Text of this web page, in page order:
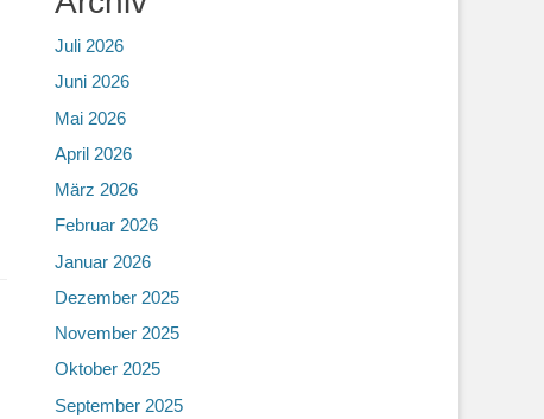
Juli 2026
Juni 2026
Mai 2026
April 2026
März 2026
Februar 2026
Januar 2026
Dezember 2025
November 2025
Oktober 2025
September 2025